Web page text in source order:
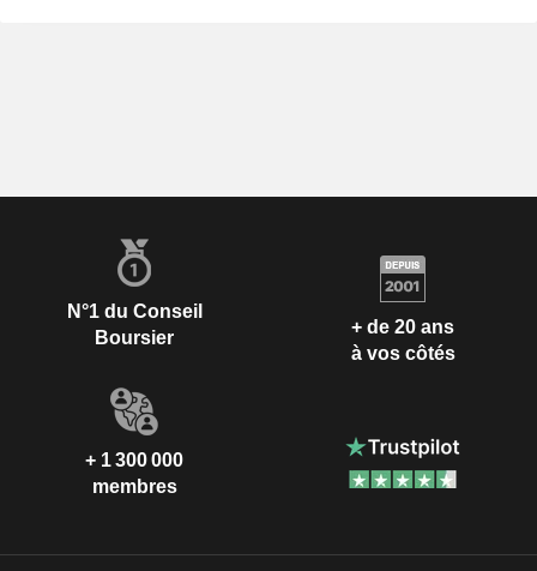
N°1 du Conseil
Boursier
+ de 20 ans
à vos côtés
+ 1 300 000
membres